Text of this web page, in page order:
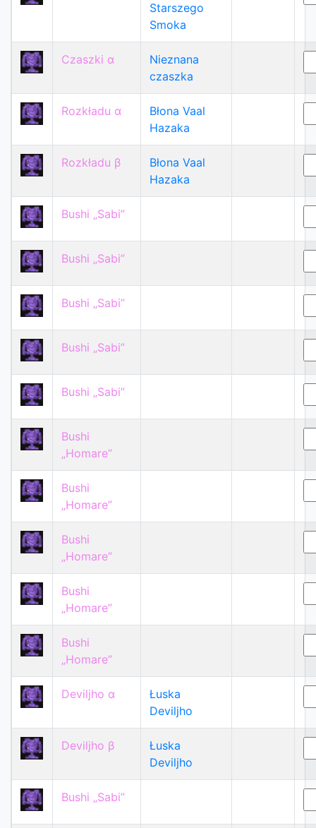
Starszego
Smoka
Czaszki α
Nieznana
czaszka
Rozkładu α
Błona Vaal
Hazaka
Rozkładu β
Błona Vaal
Hazaka
Bushi „Sabi”
Bushi „Sabi”
Bushi „Sabi”
Bushi „Sabi”
Bushi „Sabi”
Bushi
„Homare”
Bushi
„Homare”
Bushi
„Homare”
Bushi
„Homare”
Bushi
„Homare”
Deviljho α
Łuska
Deviljho
Deviljho β
Łuska
Deviljho
Bushi „Sabi”